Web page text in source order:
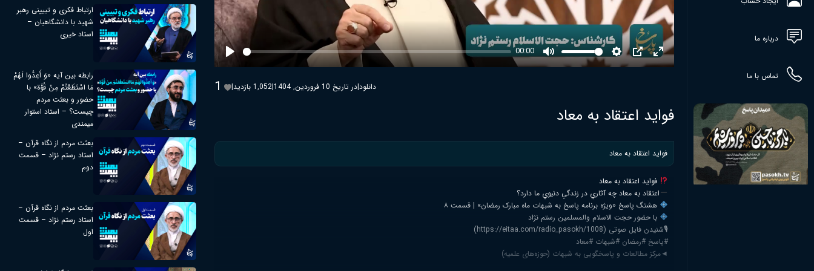
درباره ما
تماس با ما
00:00
Mute SettingsPIP
Enter
1 | 1,052 بازدید| در تاریخ 10 فروردین, 1404|دانلود
فوايد اعتقاد به معاد
فوايد اعتقاد به معاد
فوايد اعتقاد به معاد
اعتقاد به معاد چه آثاري در زندگي دنيوي ما دارد؟
هشتگ پاسخ «ویژه برنامه پاسخ به شبهات ماه مبارک رمضان» | قسمت ۸
با حضور حجت الاسلام والمسلمین رستم نژاد
🎙شنیدن فایل صوتی (https://eitaa.com/radio_pasokh/1008)
#پاسخ #رمضان #شبهات #معاد
◄مرکز مطالعات و پاسخگویی به شبهات (حوزه‌های علمیه)
ارتباط فکری و تبیینی رهبر
شهید با دانشگاهیان –
استاد خیری
رابطه بین آیه «وَ أَعِدُّوا لَهُمْ
مَا اسْتَطَعْتُمْ مِنْ قُوَّة» با
حضور و بعثت مردم
چیست؟ – استاد استوار
میمندی
بعثت مردم از نگاه قرآن –
استاد رستم نژاد – قسمت
دوم
بعثت مردم از نگاه قرآن –
استاد رستم نژاد – قسمت
اول